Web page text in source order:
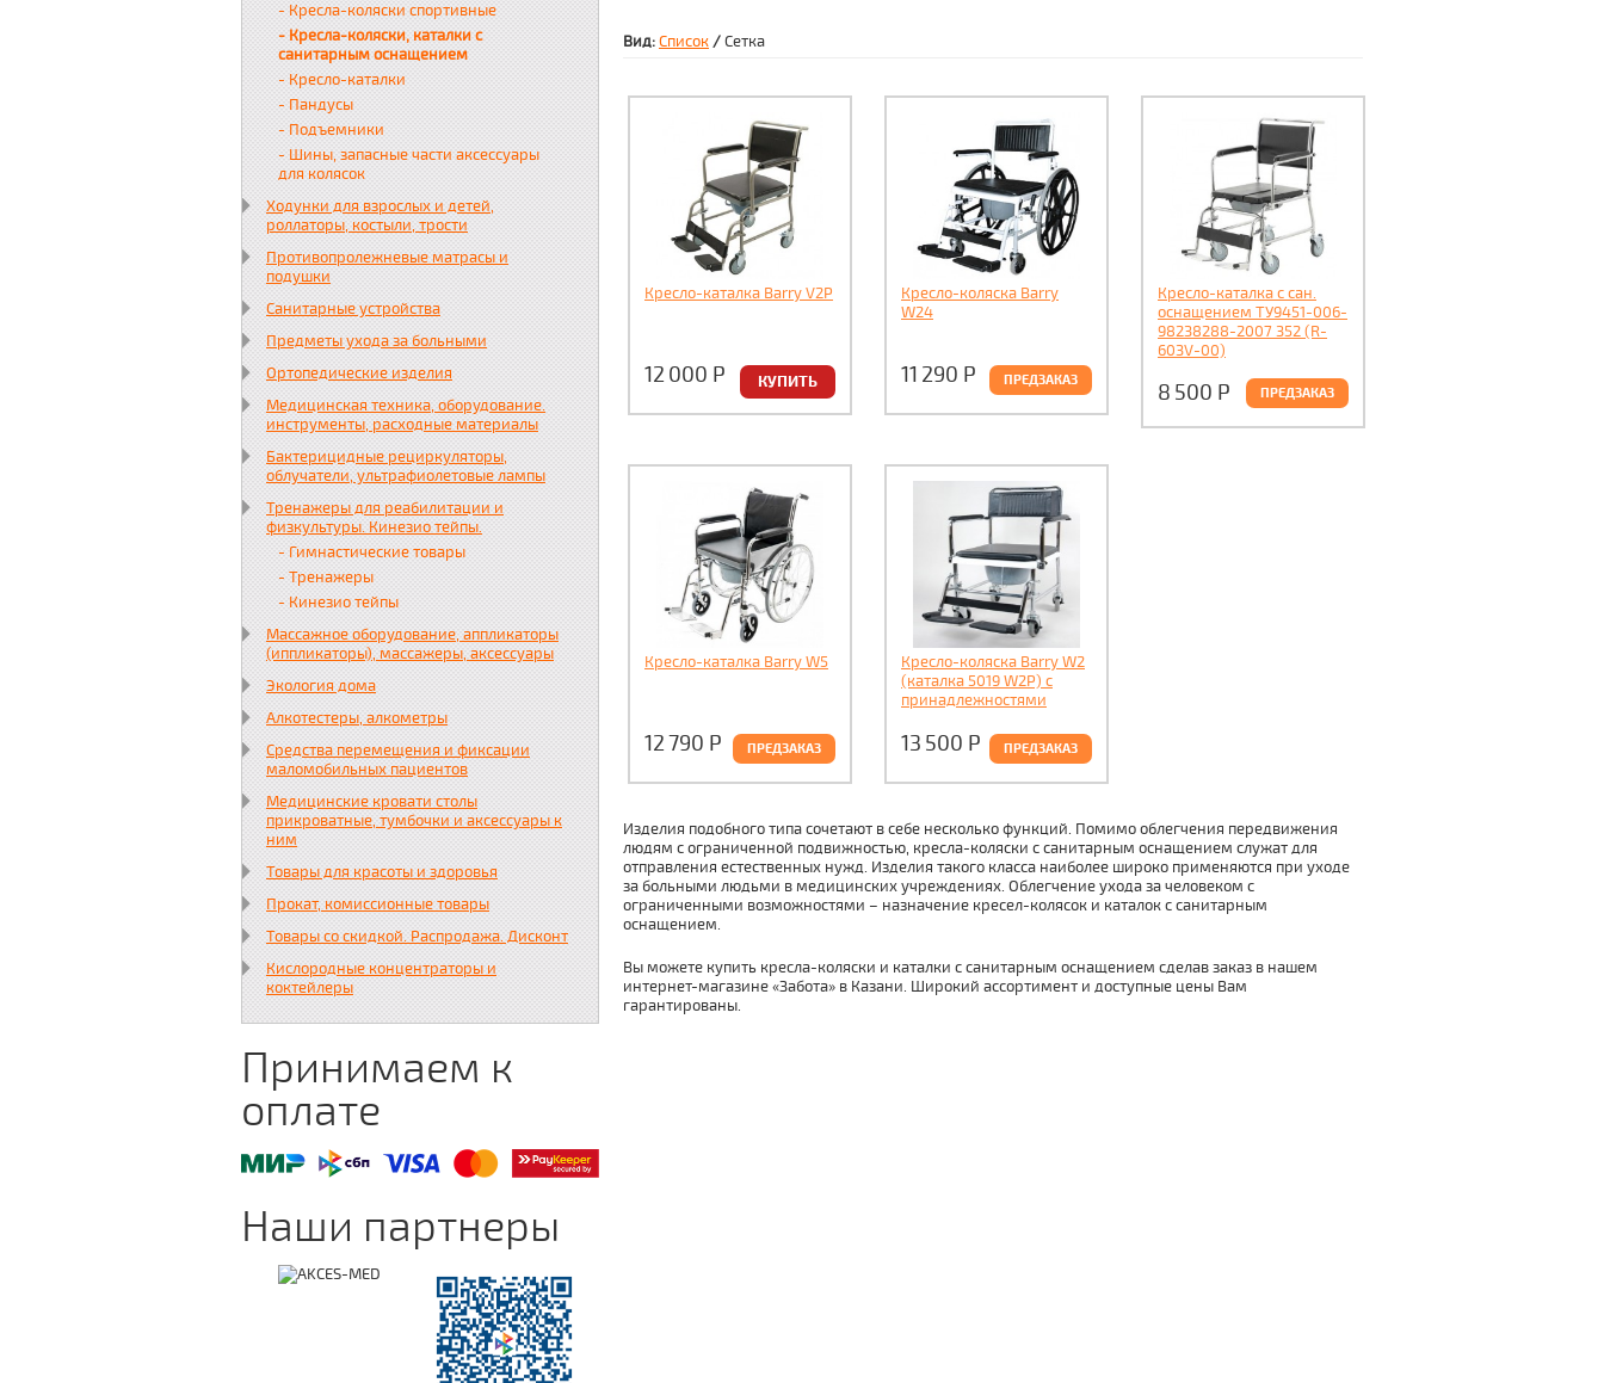
- Кресла-коляски спортивные
- Кресла-коляски, каталки с
санитарным оснащением
- Кресло-каталки
- Пандусы
- Подъемники
- Шины, запасные части аксессуары
для колясок
Ходунки для взрослых и детей,
роллаторы, костыли, трости
Противопролежневые матрасы и
подушки
Санитарные устройства
Предметы ухода за больными
Ортопедические изделия
Медицинская техника, оборудование.
инструменты, расходные материалы
Бактерицидные рециркуляторы,
облучатели, ультрафиолетовые лампы
Тренажеры для реабилитации и
физкультуры. Кинезио тейпы.
- Гимнастические товары
- Тренажеры
- Кинезио тейпы
Массажное оборудование, аппликаторы
(иппликаторы), массажеры, аксессуары
Экология дома
Алкотестеры, алкометры
Средства перемещения и фиксации
маломобильных пациентов
Медицинские кровати столы
прикроватные, тумбочки и аксессуары к
ним
Товары для красоты и здоровья
Прокат, комиссионные товары
Товары со скидкой. Распродажа. Дисконт
Кислородные концентраторы и
коктейлеры
Принимаем к
оплате
Наши партнеры
Вид:Список/Сетка
Кресло-каталка Barry V2P
12 000 Р
Кресло-коляска Barry
W24
11 290 Р ПРЕДЗАКАЗ
Кресло-каталка с сан.
оснащением ТУ9451-006-
98238288-2007 352 (R-
603V-00)
8 500 Р ПРЕДЗАКАЗ
Кресло-каталка Barry W5
12 790 Р ПРЕДЗАКАЗ
Кресло-коляска Barry W2
(каталка 5019 W2P) c
принадлежностями
13 500 Р ПРЕДЗАКАЗ
Изделия подобного типа сочетают в себе несколько функций. Помимо облегчения передвижения
людям с ограниченной подвижностью, кресла-коляски с санитарным оснащением служат для
отправления естественных нужд. Изделия такого класса наиболее широко применяются при уходе
за больными людьми в медицинских учреждениях. Облегчение ухода за человеком с
ограниченными возможностями – назначение кресел-колясок и каталок с санитарным
оснащением.
Вы можете купить кресла-коляски и каталки с санитарным оснащением сделав заказ в нашем
интернет-магазине «Забота» в Казани. Широкий ассортимент и доступные цены Вам
гарантированы.